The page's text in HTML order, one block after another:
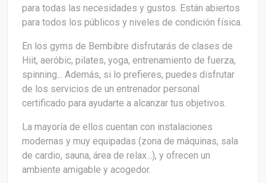
para todas las necesidades y gustos. Están abiertos
para todos los públicos y niveles de condición física.
En los gyms de Bembibre disfrutarás de clases de
Hiit, aeróbic, pilates, yoga, entrenamiento de fuerza,
spinning... Además, si lo prefieres, puedes disfrutar
de los servicios de un entrenador personal
certificado para ayudarte a alcanzar tus objetivos.
La mayoría de ellos cuentan con instalaciones
modernas y muy equipadas (zona de máquinas, sala
de cardio, sauna, área de relax...), y ofrecen un
ambiente amigable y acogedor.